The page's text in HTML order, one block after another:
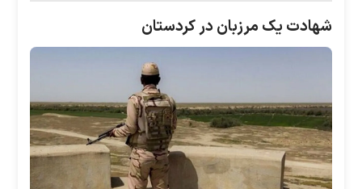
شهادت یک مرزبان در کردستان